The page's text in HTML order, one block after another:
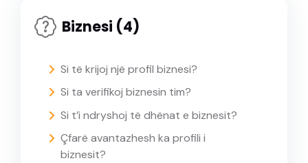
Biznesi (4)
Si të krijoj një profil biznesi?
Si ta verifikoj biznesin tim?
Si t’i ndryshoj të dhënat e biznesit?
Çfarë avantazhesh ka profili i
biznesit?